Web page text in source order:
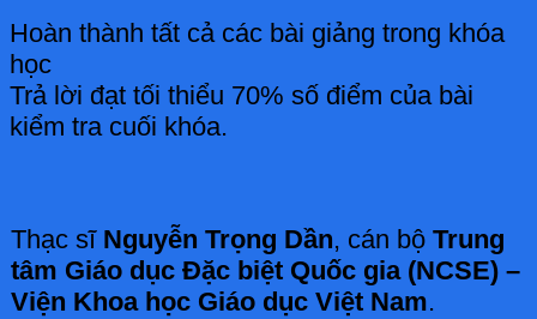
Hoàn thành tất cả các bài giảng trong khóa
học
Trả lời đạt tối thiểu 70% số điểm của bài
kiểm tra cuối khóa.
Thạc sĩ Nguyễn Trọng Dần, cán bộ Trung
tâm Giáo dục Đặc biệt Quốc gia (NCSE) –
Viện Khoa học Giáo dục Việt Nam.